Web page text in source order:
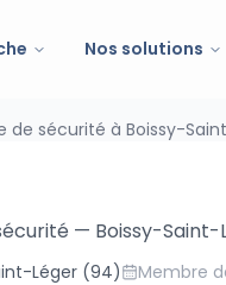
Nos solutions
de sécurité à Boissy-
— Boissy-Saint-
Léger (94) Membre